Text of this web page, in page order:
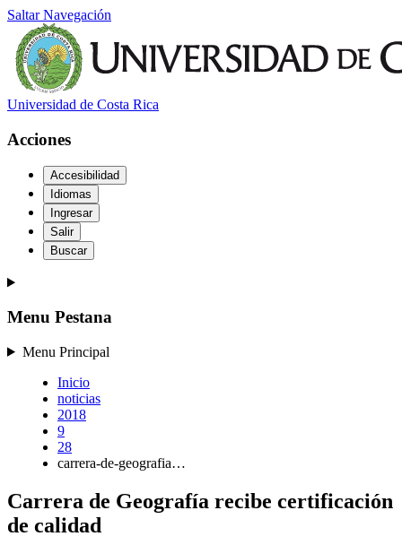
Saltar Navegación
Universidad de Costa Rica
Acciones
Accesibilidad
Idiomas
Ingresar
Salir
Buscar
Menu Pestana
Menu Principal
Inicio
noticias
2018
9
28
carrera-de-geografia…
Carrera de Geografía recibe certificación
de calidad